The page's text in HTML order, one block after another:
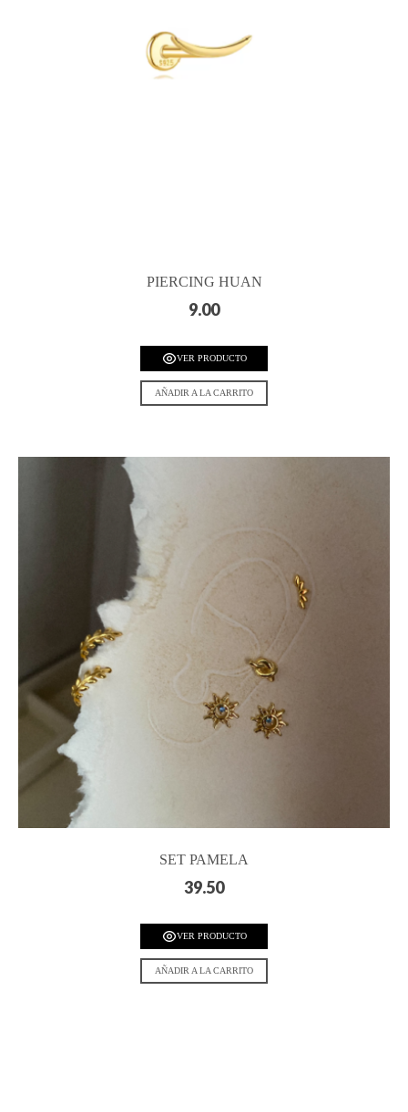
PIERCING HUAN
9.00
VER PRODUCTO
AÑADIR A LA CARRITO
SET PAMELA
39.50
VER PRODUCTO
AÑADIR A LA CARRITO